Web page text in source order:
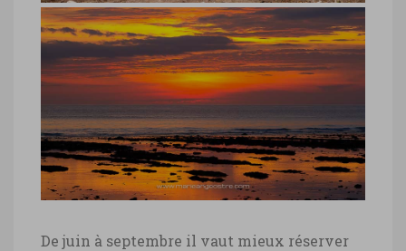
Indonésie, routes île de Sumbawa
Indonésie, routes île de Sumbawa ©
Marie-Ange Ostré
De juin à septembre il vaut mieux réserver